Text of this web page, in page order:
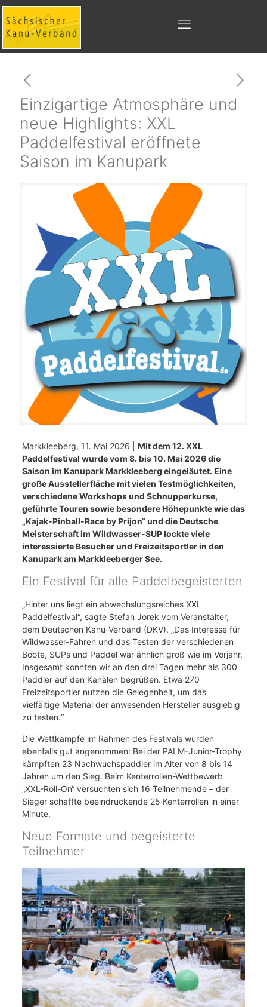
Einzigartige Atmosphäre und
neue Highlights: XXL
Paddelfestival eröffnete
Saison im Kanupark
Markkleeberg, 11. Mai 2026 | Mit dem 12. XXL
Paddelfestival wurde vom 8. bis 10. Mai 2026 die
Saison im Kanupark Markkleeberg eingeläutet. Eine
große Ausstellerfläche mit vielen Testmöglichkeiten,
verschiedene Workshops und Schnupperkurse,
geführte Touren sowie besondere Höhepunkte wie das
„Kajak-Pinball-Race by Prijon“ und die Deutsche
Meisterschaft im Wildwasser-SUP lockte viele
interessierte Besucher und Freizeitsportler in den
Kanupark am Markkleeberger See.
Ein Festival für alle Paddelbegeisterten
„Hinter uns liegt ein abwechslungsreiches XXL
Paddelfestival“, sagte Stefan Jorek vom Veranstalter,
dem Deutschen Kanu-Verband (DKV). „Das Interesse für
Wildwasser-Fahren und das Testen der verschiedenen
Boote, SUPs und Paddel war ähnlich groß wie im Vorjahr.
Insgesamt konnten wir an den drei Tagen mehr als 300
Paddler auf den Kanälen begrüßen. Etwa 270
Freizeitsportler nutzen die Gelegenheit, um das
vielfältige Material der anwesenden Hersteller ausgiebig
zu testen.“
Die Wettkämpfe im Rahmen des Festivals wurden
ebenfalls gut angenommen: Bei der PALM-Junior-Trophy
kämpften 23 Nachwuchspaddler im Alter von 8 bis 14
Jahren um den Sieg. Beim Kenterrollen-Wettbewerb
„XXL-Roll-On“ versuchten sich 16 Teilnehmende – der
Sieger schaffte beeindruckende 25 Kenterrollen in einer
Minute.
Neue Formate und begeisterte
Teilnehmer